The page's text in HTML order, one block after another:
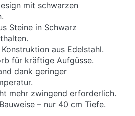
mit schwarzen
Steine in Schwarz
aus Edelstahl.
für kräftige Aufgüsse.
dank geringer
mehr zwingend erforderlich.
– nur 40 cm Tiefe.